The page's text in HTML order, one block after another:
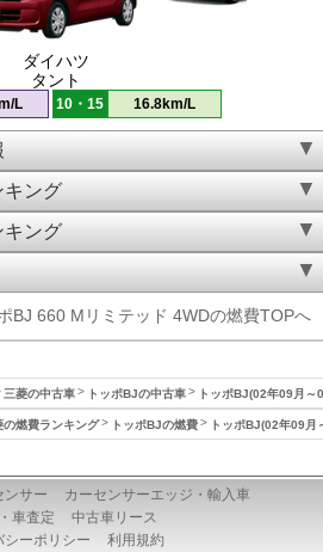
ダイハツ
タント
L 10・15 16.8km/L
キング
キング
BJ 660 Mリミテッド 4WDの燃費TOPへ
三菱の中古車 トッポBJの中古車 トッポBJ(02年09月～
の燃費ランキング トッポBJの燃費 トッポBJ(02年09月
ンサー
カーセンサーエッジ・輸入車
車査定
中古車リース
シーポリシー
利用規約